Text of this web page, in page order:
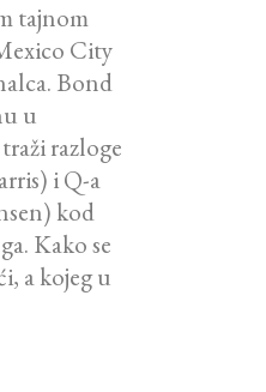
tajnom
City
Bond
u
razloge
i Q-a
kod
Kako se
a kojeg u